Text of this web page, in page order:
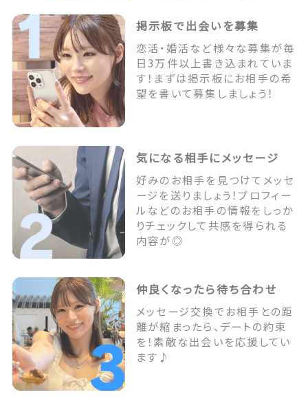
掲示板で出会いを募集
恋活・婚活など様々な募集が毎
日3万件以上書き込まれていま
す！まずは掲示板にお相手の希
望を書いて募集しましょう！
気になる相手にメッセージ
好みのお相手を見つけてメッセ
ージを送りましょう！プロフィー
ルなどのお相手の情報をしっか
りチェックして共感を得られる
内容が◎
仲良くなったら待ち合わせ
メッセージ交換でお相手との距
離が縮まったら、デートの約束
を！素敵な出会いを応援してい
ます♪